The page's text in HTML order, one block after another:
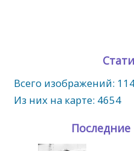
Всего изображений:
Из них на карте: 4654